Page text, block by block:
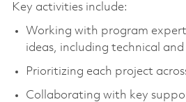
Key activities include:
Working with program
ideas, including technical
Prioritizing each project
Collaborating with key